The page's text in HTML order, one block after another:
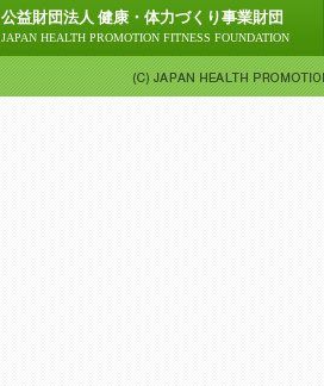
公益財団法人 健康・体力づくり事業財団
JAPAN HEALTH PROMOTION FITNESS FOUNDATION